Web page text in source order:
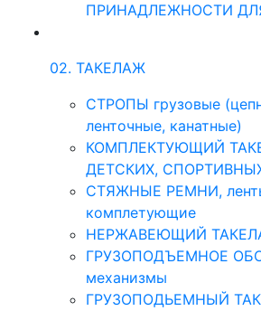
ПРИНАДЛЕЖНОСТИ
02. ТАКЕЛАЖ
СТРОПЫ грузовые
ленточные, канатные)
КОМПЛЕКТУЮЩИЙ
ДЕТСКИХ,
СТЯЖНЫЕ РЕМНИ,
комплетующие
НЕРЖАВЕЮЩИЙ
ГРУЗОПОДЪЕМНОЕ
механизмы
ГРУЗОПОДЬЕМНЫЙ